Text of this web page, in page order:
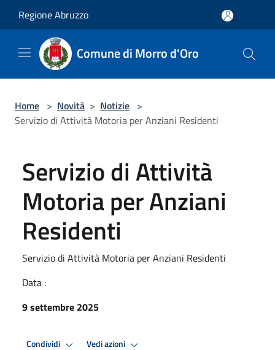
Regione Abruzzo
Comune di Morro d'Oro
Home > Novità > Notizie >
Servizio di Attività Motoria per Anziani Residenti
Servizio di Attività
Motoria per Anziani
Residenti
Servizio di Attività Motoria per Anziani Residenti
Data :
9 settembre 2025
Condividi Vedi azioni